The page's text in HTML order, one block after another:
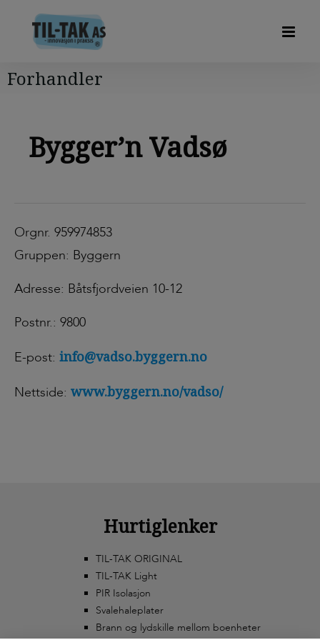
Forhandler
Bygger’n Vadsø
Orgnr. 959974853
Gruppen: Byggern
Adresse: Båtsfjordveien 10-12
Postnr.: 9800
E-post: info@vadso.byggern.no
Nettside: www.byggern.no/vadso/
Hurtiglenker
TIL-TAK ORIGINAL
TIL-TAK Light
PIR Isolasjon
Svalehaleplater
Brann og lydskille mellom boenheter